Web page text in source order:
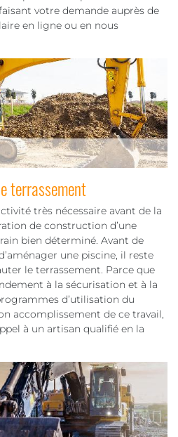
votre demande auprès de
en ligne ou en nous
terrassement
très nécessaire avant de la
de construction d’une
bien déterminé. Avant de
une piscine, il reste
le terrassement. Parce que
à la sécurisation et à la
d’utilisation du
accomplissement de ce travail,
à un artisan qualifié en la